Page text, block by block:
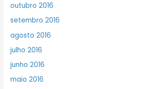
outubro 2016
setembro 2016
agosto 2016
julho 2016
junho 2016
maio 2016